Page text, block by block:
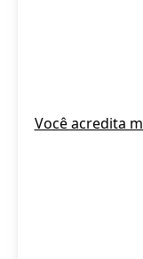
Você acredita